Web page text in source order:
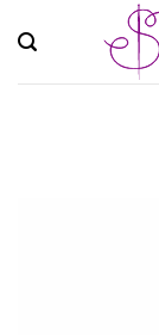
Inhalt
springen